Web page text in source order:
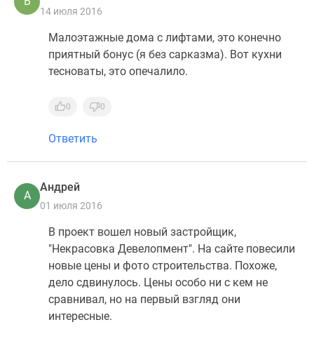
14 июля 2016
Малоэтажные дома с лифтами, это конечно
приятный бонус (я без сарказма). Вот кухни
тесноваты, это опечалило.
0 0
Ответить
А
Андрей
01 июля 2016
В проект вошел новый застройщик,
"Некрасовка Девелопмент". На сайте повесили
новые цены и фото строительства. Похоже,
дело сдвинулось. Цены особо ни с кем не
сравнивал, но на первый взгляд они
интересные.